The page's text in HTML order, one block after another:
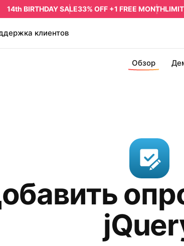
14th BIRTHDAY SALE33% OFF +1 FREE MONTH
клиентов
Обзор